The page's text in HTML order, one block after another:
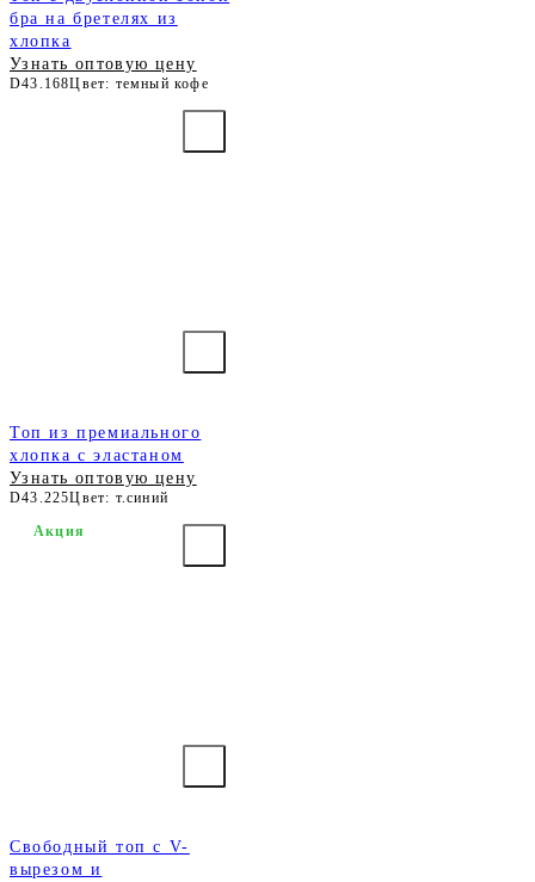
бра на бретелях из
хлопка
Узнать оптовую цену
D43.168Цвет: темный кофе
Топ из премиального
хлопка с эластаном
Узнать оптовую цену
D43.225Цвет: т.синий
Свободный топ с V-
вырезом и
Акция